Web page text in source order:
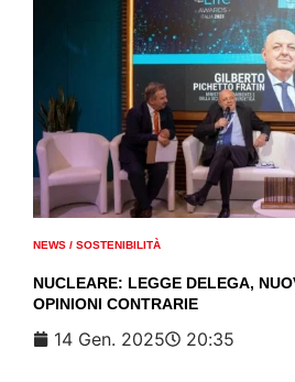
NEWS / SOSTENIBILITÀ
NUCLEARE: LEGGE DELEGA,
OPINIONI CONTRARIE
14 Gen. 2025 20:35